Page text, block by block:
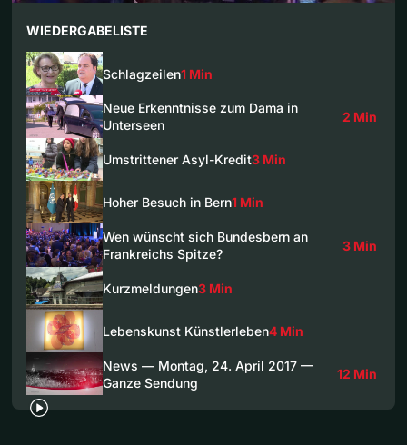
WIEDERGABELISTE
Schlagzeilen1 Min
Neue Erkenntnisse zum Dama in
Unterseen
2 Min
Umstrittener Asyl-Kredit3 Min
Hoher Besuch in Bern1 Min
Wen wünscht sich Bundesbern an
Frankreichs Spitze?
3 Min
Kurzmeldungen3 Min
Lebenskunst Künstlerleben4 Min
News — Montag, 24. April 2017 —
Ganze Sendung
12 Min